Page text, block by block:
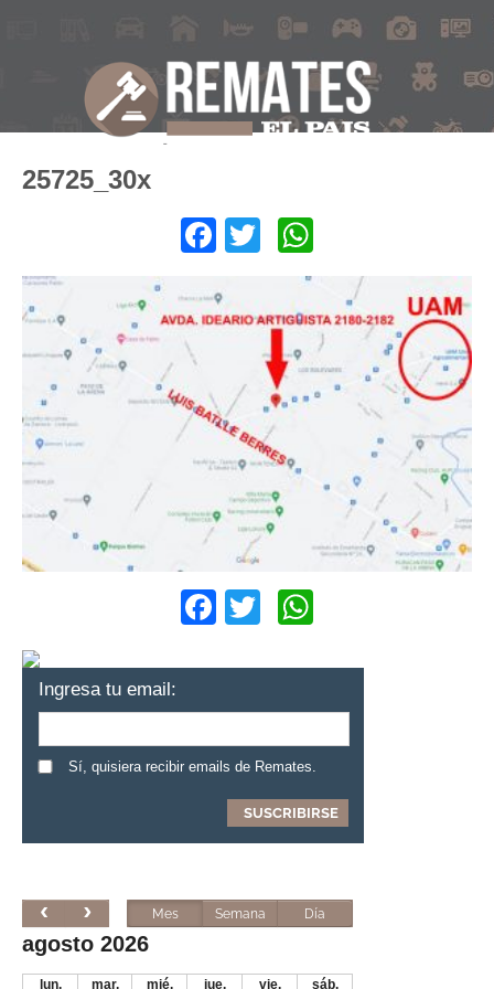
25725_30x
Facebook
Twitter
Facebook
Twitter
Ingresa tu email:
Sí, quisiera recibir emails de Remates.
Mes Semana Día
agosto 2026
lun. mar. mié. jue. vie. sáb.